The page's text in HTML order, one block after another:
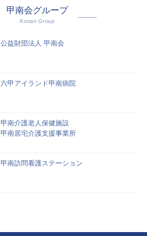
甲南会グループ
Konan Group
公益財団法人 甲南会
六甲アイランド甲南病院
甲南介護老人保健施設
甲南居宅介護支援事業所
甲南訪問看護ステーション